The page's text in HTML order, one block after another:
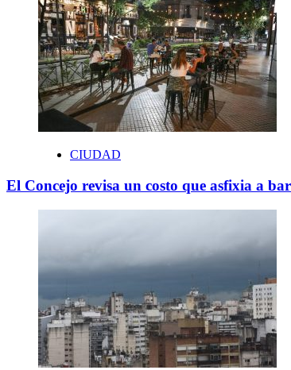
CIUDAD
El Concejo revisa un costo que asfixia a